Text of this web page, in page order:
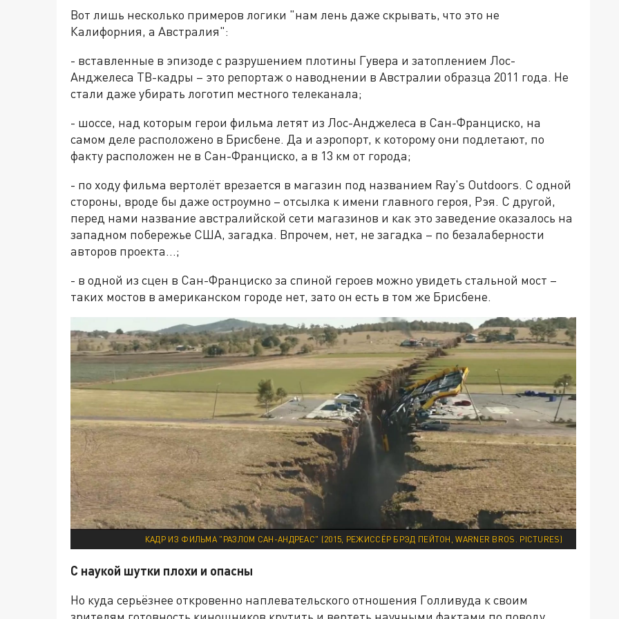
Вот лишь несколько примеров логики "нам лень даже скрывать, что это не
Калифорния, а Австралия":
- вставленные в эпизоде с разрушением плотины Гувера и затоплением Лос-
Анджелеса ТВ-кадры – это репортаж о наводнении в Австралии образца 2011 года. Не
стали даже убирать логотип местного телеканала;
- шоссе, над которым герои фильма летят из Лос-Анджелеса в Сан-Франциско, на
самом деле расположено в Брисбене. Да и аэропорт, к которому они подлетают, по
факту расположен не в Сан-Франциско, а в 13 км от города;
- по ходу фильма вертолёт врезается в магазин под названием Ray's Outdoors. С одной
стороны, вроде бы даже остроумно – отсылка к имени главного героя, Рэя. С другой,
перед нами название австралийской сети магазинов и как это заведение оказалось на
западном побережье США, загадка. Впрочем, нет, не загадка – по безалаберности
авторов проекта…;
- в одной из сцен в Сан-Франциско за спиной героев можно увидеть стальной мост –
таких мостов в американском городе нет, зато он есть в том же Брисбене.
КАДР ИЗ ФИЛЬМА "РАЗЛОМ САН-АНДРЕАС" (2015, РЕЖИССЁР БРЭД ПЕЙТОН, WARNER BROS. PICTURES)
С наукой шутки плохи и опасны
Но куда серьёзнее откровенно наплевательского отношения Голливуда к своим